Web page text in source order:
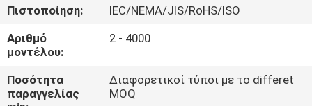
ΓΎΡΟΣ
ΕΡΓΟΣΤΑΣΊΩΝ
ΠΟΙΟΤΙΚΌΣ
ΈΛΕΓΧΟΣ
Πιστοποίηση:
IEC/NEMA/JIS/RoHS/ISO
Αριθμό
μοντέλου:
2 - 4000
Ποσότητα
παραγγελίας
Διαφορετικοί τύποι με το differet
MOQ